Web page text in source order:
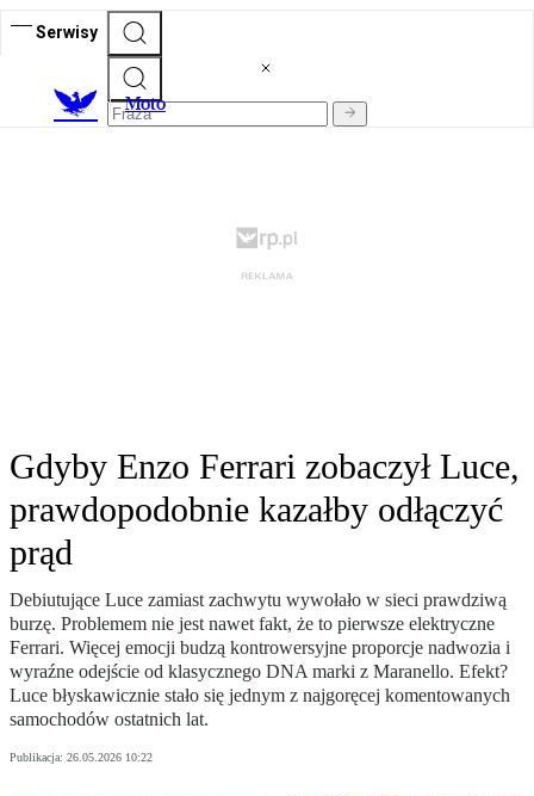
Serwisy
Moto
Gdyby Enzo Ferrari zobaczył Luce,
prawdopodobnie kazałby odłączyć
prąd
Debiutujące Luce zamiast zachwytu wywołało w sieci prawdziwą
burzę. Problemem nie jest nawet fakt, że to pierwsze elektryczne
Ferrari. Więcej emocji budzą kontrowersyjne proporcje nadwozia i
wyraźne odejście od klasycznego DNA marki z Maranello. Efekt?
Luce błyskawicznie stało się jednym z najgoręcej komentowanych
samochodów ostatnich lat.
Publikacja: 26.05.2026 10:22